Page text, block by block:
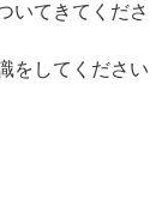
いてきてくださ
をしてください